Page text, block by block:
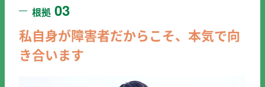
根拠 03
私自身が障害者だからこそ、本気で向
き合います